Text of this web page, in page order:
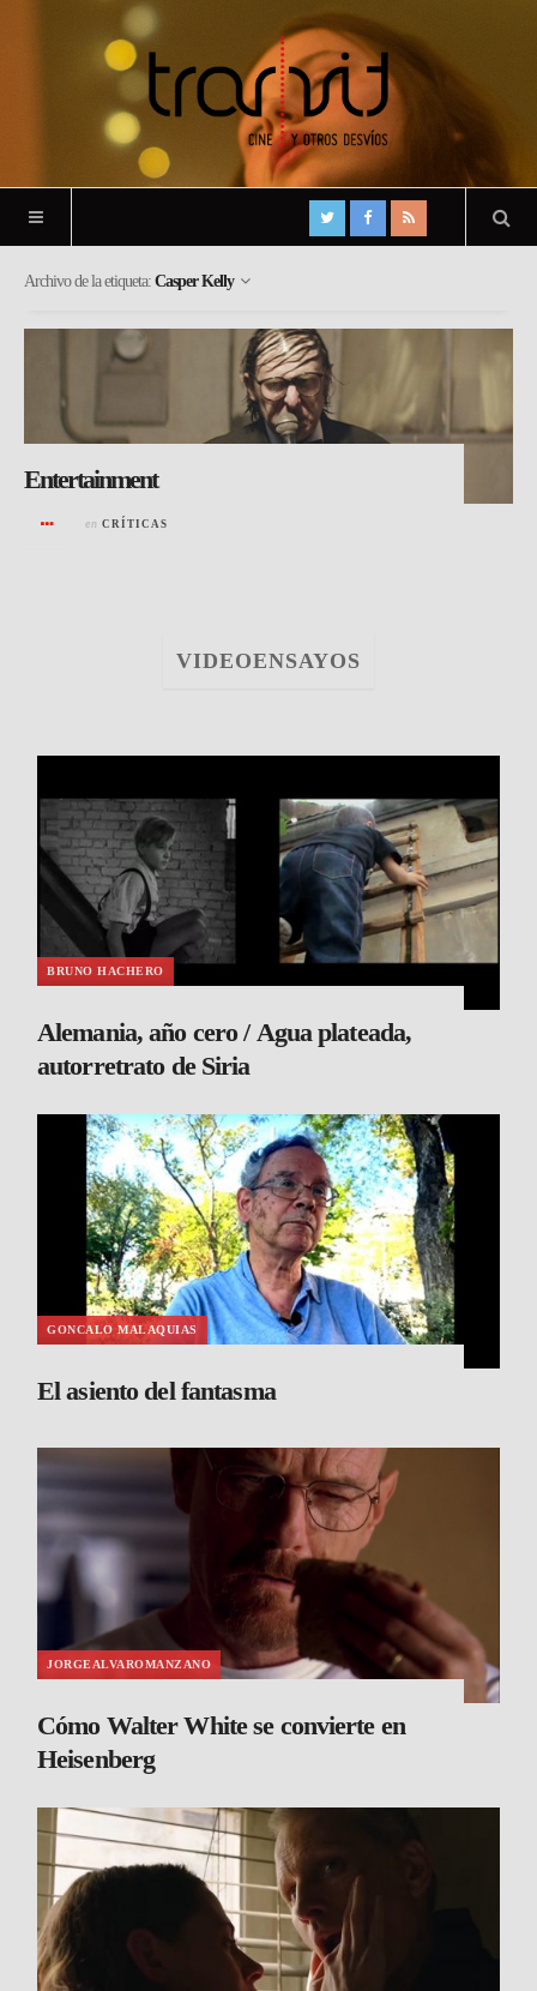
Archivo de la etiqueta: Casper Kelly
Entertainment
en CRÍTICAS
VIDEOENSAYOS
BRUNO HACHERO
Alemania, año cero / Agua plateada,
autorretrato de Siria
GONCALO MALAQUIAS
El asiento del fantasma
JORGEALVAROMANZANO
Cómo Walter White se convierte en
Heisenberg